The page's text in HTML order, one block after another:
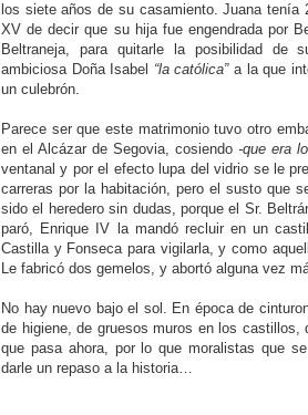
los siete años de su casamiento. Juana
XV de decir que su hija fue engendrada por
Beltraneja, para quitarle la posibilidad de
ambiciosa Doña Isabel “la católica”a la que
un culebrón.
Parece ser que este matrimonio tuvo otro
en el Alcázar de Segovia, cosiendo -que era
ventanal y por el efecto lupa del vidrio se le
carreras por la habitación, pero el susto que
sido el heredero sin dudas, porque el Sr.
paró, Enrique IV la mandó recluir en un
Castilla y Fonseca para vigilarla, y como
Le fabricó dos gemelos, y abortó alguna vez
No hay nuevo bajo el sol. En época de
de higiene, de gruesos muros en los
que pasa ahora, por lo que moralistas que
darle un repaso a la historia…